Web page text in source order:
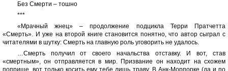
Без Смерти – тошно
***
«Мрачный жнец» – продолжение подцикла Терри Пратчетта
«Смерть». И уже на второй книге становится понятно, что автор сыграл с
читателями в шутку: Смерть на главную роль уговорить не удалось.
…Смерть получил от своего начальства отставку. И вот, став
«смертным», он отправляется в мир. Призвание он находит на схожем
поприще, вот только косить ему тебе лишь траву. В Анк-Морпорке (да и по